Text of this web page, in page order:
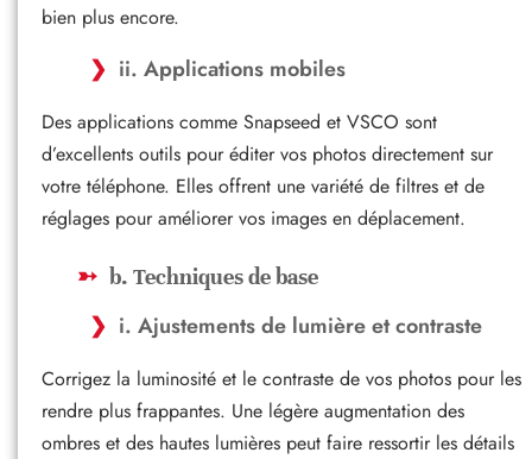
bien plus encore.
ii. Applications mobiles
Des applications comme Snapseed et VSCO sont
d’excellents outils pour éditer vos photos directement sur
votre téléphone. Elles offrent une variété de filtres et de
réglages pour améliorer vos images en déplacement.
b. Techniques de base
i. Ajustements de lumière et contraste
Corrigez la luminosité et le contraste de vos photos pour les
rendre plus frappantes. Une légère augmentation des
ombres et des hautes lumières peut faire ressortir les détails